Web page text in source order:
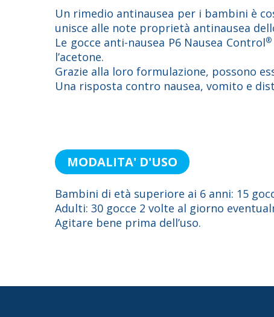
Un rimedio antinausea per i bambini è
unisce alle note proprietà antinausea
Le gocce anti-nausea P6 Nausea Control®
l’acetone.
Grazie alla loro formulazione, possono
Una risposta contro nausea, vomito e
MODALITA' D'USO
Bambini di età superiore ai 6 anni: 15
Adulti: 30 gocce 2 volte al giorno
Agitare bene prima dell’uso.